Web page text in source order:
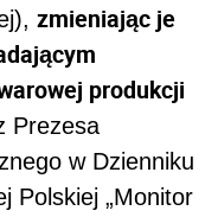
zmieniając je
produkcji
Prezesa
w Dzienniku
Polskiej „Monitor